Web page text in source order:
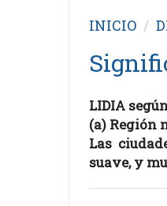
INICIO
LIDIA
(a) Región
Las
suave, y